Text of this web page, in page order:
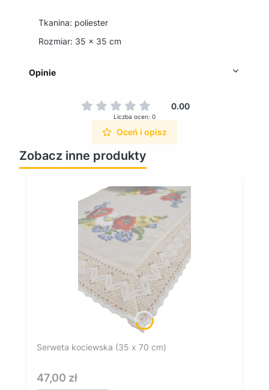
Tkanina: poliester
Rozmiar: 35 x 35 cm
Opinie
0.00
Liczba ocen: 0
Oceń i opisz
Zobacz inne produkty
Serweta kociewska (35 x 70 cm)
Cena
47,00 zł